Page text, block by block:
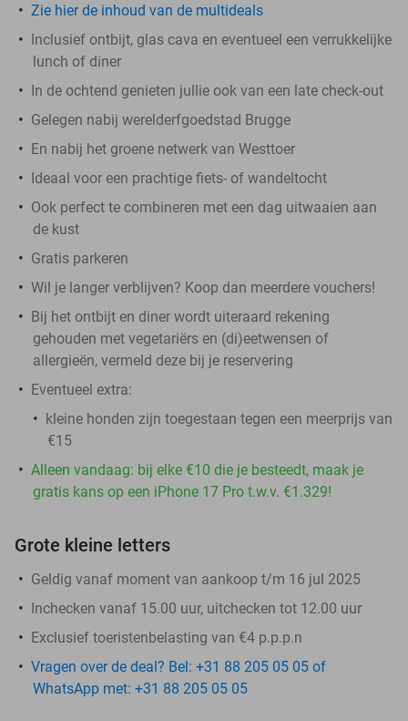
Zie hier de inhoud van de multideals
Inclusief ontbijt, glas cava en eventueel een verrukkelijke
lunch of diner
In de ochtend genieten jullie ook van een late check-out
Gelegen nabij werelderfgoedstad Brugge
En nabij het groene netwerk van Westtoer
Ideaal voor een prachtige fiets- of wandeltocht
Ook perfect te combineren met een dag uitwaaien aan
de kust
Gratis parkeren
Wil je langer verblijven? Koop dan meerdere vouchers!
Bij het ontbijt en diner wordt uiteraard rekening
gehouden met vegetariërs en (di)eetwensen of
allergieën, vermeld deze bij je reservering
Eventueel extra:
kleine honden zijn toegestaan tegen een meerprijs van
€15
Alleen vandaag: bij elke €10 die je besteedt, maak je
gratis kans op een iPhone 17 Pro t.w.v. €1.329!
Grote kleine letters
Geldig vanaf moment van aankoop t/m 16 jul 2025
Inchecken vanaf 15.00 uur, uitchecken tot 12.00 uur
Exclusief toeristenbelasting van €4 p.p.p.n
Vragen over de deal? Bel: +31 88 205 05 05 of
WhatsApp met: +31 88 205 05 05